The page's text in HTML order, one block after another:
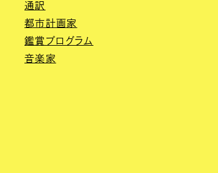
通訳
都市計画家
鑑賞プログラム
音楽家